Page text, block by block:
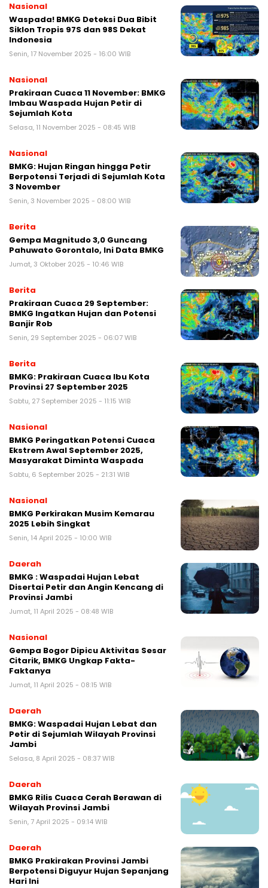
Nasional
Waspada! BMKG Deteksi Dua Bibit
Siklon Tropis 97S dan 98S Dekat
Indonesia
Senin, 17 November 2025 - 16:00 WIB
Nasional
Prakiraan Cuaca 11 November: BMKG
Imbau Waspada Hujan Petir di
Sejumlah Kota
Selasa, 11 November 2025 - 08:45 WIB
Nasional
BMKG: Hujan Ringan hingga Petir
Berpotensi Terjadi di Sejumlah Kota
3 November
Senin, 3 November 2025 - 08:00 WIB
Berita
Gempa Magnitudo 3,0 Guncang
Pahuwato Gorontalo, Ini Data BMKG
Jumat, 3 Oktober 2025 - 10:46 WIB
Berita
Prakiraan Cuaca 29 September:
BMKG Ingatkan Hujan dan Potensi
Banjir Rob
Senin, 29 September 2025 - 06:07 WIB
Berita
BMKG: Prakiraan Cuaca Ibu Kota
Provinsi 27 September 2025
Sabtu, 27 September 2025 - 11:15 WIB
Nasional
BMKG Peringatkan Potensi Cuaca
Ekstrem Awal September 2025,
Masyarakat Diminta Waspada
Sabtu, 6 September 2025 - 21:31 WIB
Nasional
BMKG Perkirakan Musim Kemarau
2025 Lebih Singkat
Senin, 14 April 2025 - 10:00 WIB
Daerah
BMKG : Waspadai Hujan Lebat
Disertai Petir dan Angin Kencang di
Provinsi Jambi
Jumat, 11 April 2025 - 08:48 WIB
Nasional
Gempa Bogor Dipicu Aktivitas Sesar
Citarik, BMKG Ungkap Fakta-
Faktanya
Jumat, 11 April 2025 - 08:15 WIB
Daerah
BMKG: Waspadai Hujan Lebat dan
Petir di Sejumlah Wilayah Provinsi
Jambi
Selasa, 8 April 2025 - 08:37 WIB
Daerah
BMKG Rilis Cuaca Cerah Berawan di
Wilayah Provinsi Jambi
Senin, 7 April 2025 - 09:14 WIB
Daerah
BMKG Prakirakan Provinsi Jambi
Berpotensi Diguyur Hujan Sepanjang
Hari Ini